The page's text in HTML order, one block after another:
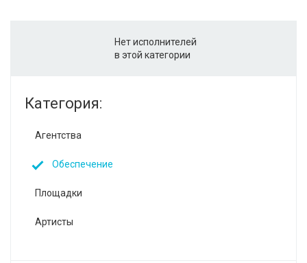
Нет исполнителей
в этой категории
Категория:
Агентства
Обеспечение
Площадки
Артисты